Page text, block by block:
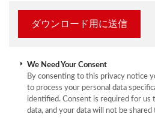
We Need Your Consent
By consenting to this privacy notice
to process your personal data
identified. Consent is required for us
data, and your data will not be